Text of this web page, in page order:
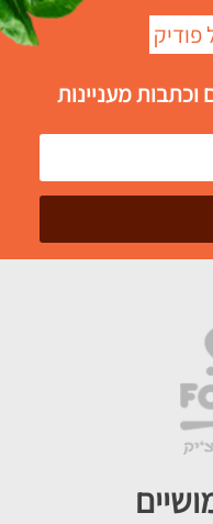
פודיק
וכתבות מעניינות